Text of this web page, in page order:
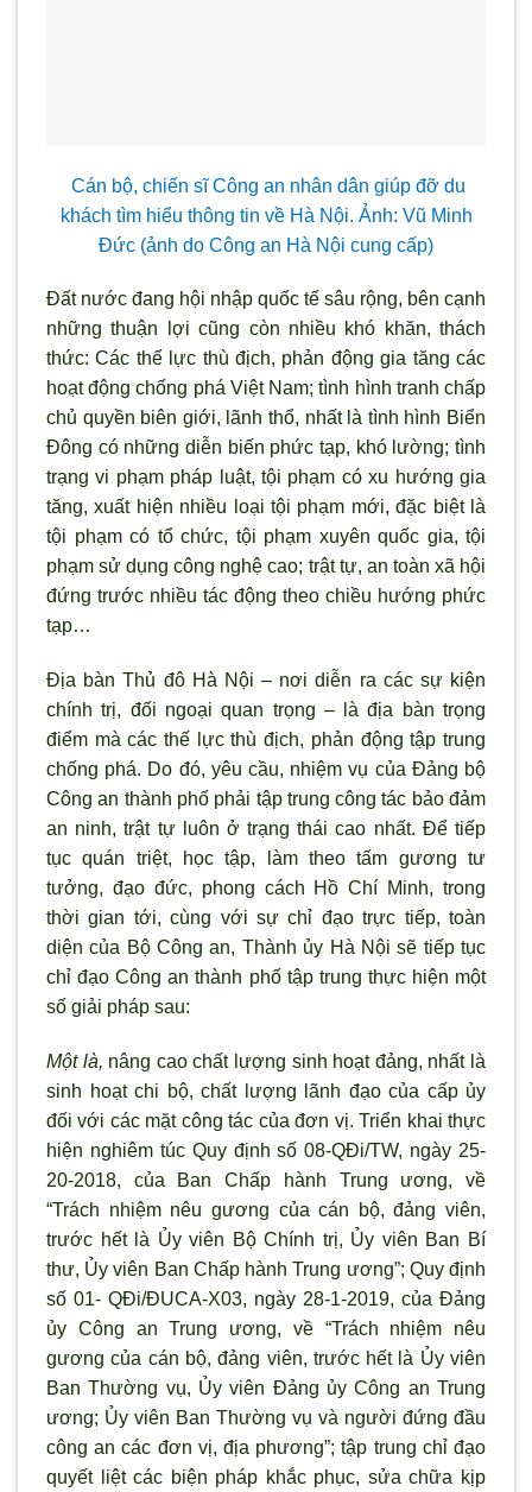
Cán bộ, chiến sĩ Công an nhân dân giúp đỡ du
khách tìm hiểu thông tin về Hà Nội. Ảnh: Vũ Minh
Đức (ảnh do Công an Hà Nội cung cấp)
Đất nước đang hội nhập quốc tế sâu rộng, bên cạnh
những thuận lợi cũng còn nhiều khó khăn, thách
thức: Các thế lực thù địch, phản động gia tăng các
hoạt động chống phá Việt Nam; tình hình tranh chấp
chủ quyền biên giới, lãnh thổ, nhất là tình hình Biển
Đông có những diễn biến phức tạp, khó lường; tình
trạng vi phạm pháp luật, tội phạm có xu hướng gia
tăng, xuất hiện nhiều loại tội phạm mới, đặc biệt là
tội phạm có tổ chức, tội phạm xuyên quốc gia, tội
phạm sử dụng công nghệ cao; trật tự, an toàn xã hội
đứng trước nhiều tác động theo chiều hướng phức
tạp…
Địa bàn Thủ đô Hà Nội – nơi diễn ra các sự kiện
chính trị, đối ngoại quan trọng – là địa bàn trọng
điểm mà các thế lực thù địch, phản động tập trung
chống phá. Do đó, yêu cầu, nhiệm vụ của Đảng bộ
Công an thành phố phải tập trung công tác bảo đảm
an ninh, trật tự luôn ở trạng thái cao nhất. Để tiếp
tục quán triệt, học tập, làm theo tấm gương tư
tưởng, đạo đức, phong cách Hồ Chí Minh, trong
thời gian tới, cùng với sự chỉ đạo trực tiếp, toàn
diện của Bộ Công an, Thành ủy Hà Nội sẽ tiếp tục
chỉ đạo Công an thành phố tập trung thực hiện một
số giải pháp sau:
Một là, nâng cao chất lượng sinh hoạt đảng, nhất là
sinh hoạt chi bộ, chất lượng l ãnh đạo của cấp ủy
đối với các mặt công tác của đơn vị. Triển khai thực
hiện nghiêm túc Quy định số 08-QĐi/TW, ngày 25-
20-2018, của Ban Chấp hành Trung ương, về
“Trách nhiệm nêu gương của cán bộ, đảng viên,
trước hết là Ủy viên Bộ Chính trị, Ủy viên Ban Bí
thư, Ủy viên Ban Chấp hành Trung ương”; Quy định
số 01- QĐi/ĐUCA-X03, ngày 28-1-2019, của Đảng
ủy Công an Trung ương, về “Trách nhiệm nêu
gương của cán bộ, đảng viên, trước hết là Ủy viên
Ban Thường vụ, Ủy viên Đảng ủy Công an Trung
ương; Ủy viên Ban Thường vụ và người đứng đầu
công an các đơn vị, địa phương”; tập trung chỉ đạo
quyết liệt các biện pháp khắc phục, sửa chữa kịp